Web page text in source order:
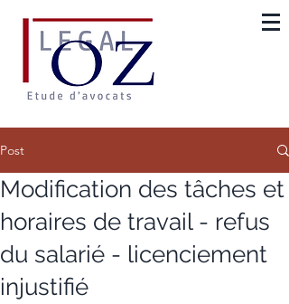
Post
Modification des tâches et
horaires de travail - refus
du salarié - licenciement
injustifié